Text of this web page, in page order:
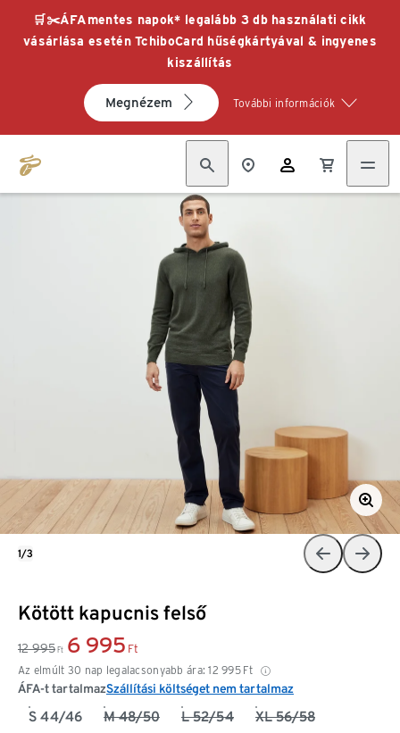
🛒✂️ÁFAmentes napok* legalább 3 db használati cikk
vásárlása esetén TchiboCard hűségkártyával & ingyenes
kiszállítás
Megnézem További információk
Kötött kapucnis felső
12 995 Ft 6 995 Ft
Az elmúlt 30 nap legalacsonyabb ára: 12 995 Ft
ÁFA-t tartalmazSzállítási költséget nem tartalmaz
S 44/46 M 48/50 L 52/54 XL 56/58
1/3